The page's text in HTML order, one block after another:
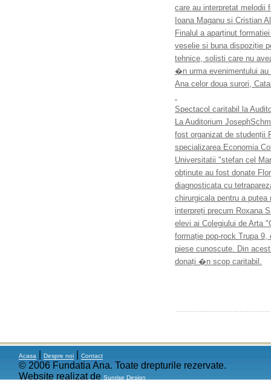
care au interpretat melodii
Ioana Maganu si Cristian
Finalul a aparținut
veselie si buna dispoziție
tehnice, solisti care nu
�n urma evenimentului au
Ana celor doua surori,
Spectacol caritabil la
La Auditorium
fost organizat de studenții
specializarea Economia
Universitatii "stefan cel
obținute au fost donate
diagnosticata cu
chirurgicala pentru a
interpreți precum Roxana
elevi ai Colegiului de Arta
formație pop-rock Trupa 9,
piese cunoscute. Din
donați �n scop caritabil.
Acasa Despre noi Contact
© 2006 Fundatia Ana. Toate drepturile rezervate.
Website realizat de Sunrise Design